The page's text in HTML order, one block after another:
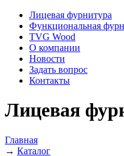
Лицевая фурнитура
Функциональная
TVG Wood
О компании
Новости
Задать вопрос
Контакты
Лицевая
Главная
→ Каталог